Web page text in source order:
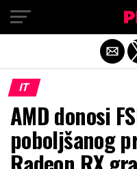
IT
AMD donosi
poboljšanog
Exit